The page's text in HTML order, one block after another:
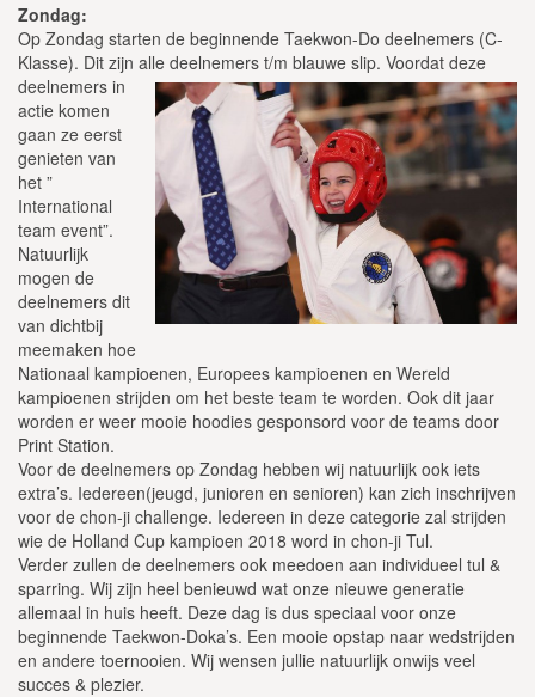
Zondag:
Op Zondag starten de beginnende Taekwon-Do deelnemers (C-
Klasse). Dit zijn alle deelnemers t/m blauwe slip. Voordat deze
deelnemers in
actie komen
gaan ze eerst
genieten van
het ”
International
team event”.
Natuurlijk
mogen de
deelnemers dit
van dichtbij
meemaken hoe
Nationaal kampioenen, Europees kampioenen en Wereld
kampioenen strijden om het beste team te worden. Ook dit jaar
worden er weer mooie hoodies gesponsord voor de teams door
Print Station.
Voor de deelnemers op Zondag hebben wij natuurlijk ook iets
extra’s. Iedereen(jeugd, junioren en senioren) kan zich inschrijven
voor de chon-ji challenge. Iedereen in deze categorie zal strijden
wie de Holland Cup kampioen 2018 word in chon-ji Tul.
Verder zullen de deelnemers ook meedoen aan individueel tul &
sparring. Wij zijn heel benieuwd wat onze nieuwe generatie
allemaal in huis heeft. Deze dag is dus speciaal voor onze
beginnende Taekwon-Doka’s. Een mooie opstap naar wedstrijden
en andere toernooien. Wij wensen jullie natuurlijk onwijs veel
succes & plezier.